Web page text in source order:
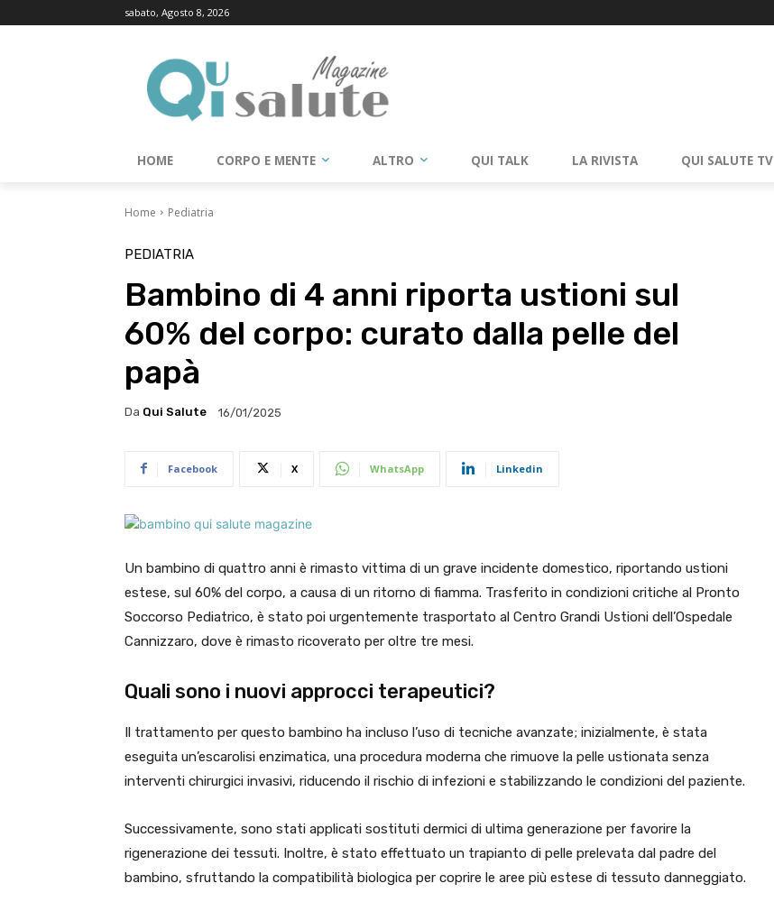
sabato, Agosto 8, 2026
HOME CORPO E MENTE ALTRO QUI TALK LA RIVISTA QUI SALUTE TV
Home Pediatria
PEDIATRIA
Bambino di 4 anni riporta ustioni sul
60% del corpo: curato dalla pelle del
papà
Da Qui Salute 16/01/2025
Facebook X WhatsApp Linkedin
Un bambino di quattro anni è rimasto vittima di un grave incidente domestico, riportando ustioni
estese, sul 60% del corpo, a causa di un ritorno di fiamma. Trasferito in condizioni critiche al Pronto
Soccorso Pediatrico, è stato poi urgentemente trasportato al Centro Grandi Ustioni dell’Ospedale
Cannizzaro, dove è rimasto ricoverato per oltre tre mesi.
Quali sono i nuovi approcci terapeutici?
Il trattamento per questo bambino ha incluso l’uso di tecniche avanzate; inizialmente, è stata
eseguita un’escarolisi enzimatica, una procedura moderna che rimuove la pelle ustionata senza
interventi chirurgici invasivi, riducendo il rischio di infezioni e stabilizzando le condizioni del paziente.
Successivamente, sono stati applicati sostituti dermici di ultima generazione per favorire la
rigenerazione dei tessuti. Inoltre, è stato effettuato un trapianto di pelle prelevata dal padre del
bambino, sfruttando la compatibilità biologica per coprire le aree più estese di tessuto danneggiato.